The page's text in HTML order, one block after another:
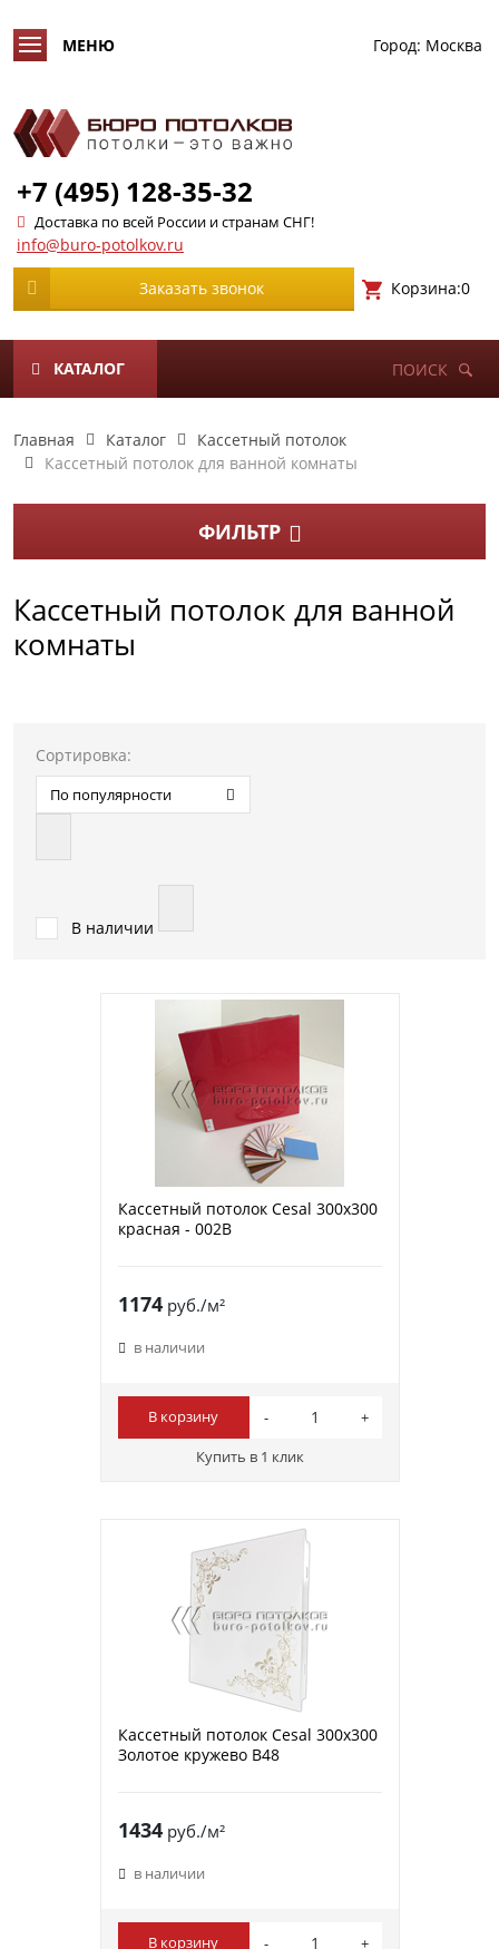
Город: Москва
+7 (495) 128-35-32
Доставка по всей России и странам СНГ!
info@buro-potolkov.ru
Заказать звонок Корзина:0
КАТАЛОГ ПОИСК
Главная Каталог
Кассетный потолок
Кассетный потолок для ванной комнаты
ФИЛЬТР
Кассетный потолок для ванной
комнаты
Сортировка:
По популярности
В наличии
Кассетный потолок Cesal 300х300
красная - 002B
1174руб./м²
в наличии
В корзину
Купить в 1 клик
Кассетный потолок Cesal 300х300
Золотое кружево В48
1434руб./м²
в наличии
В корзину